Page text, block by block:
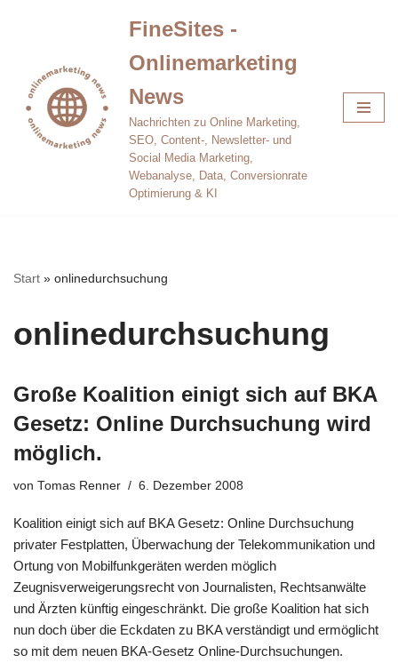
springen
FineSites -
Onlinemarketing
News
Nachrichten zu Online Marketing,
SEO, Content-, Newsletter- und
Social Media Marketing,
Webanalyse, Data, Conversionrate
Optimierung & KI
Start » onlinedurchsuchung
onlinedurchsuchung
Große Koalition einigt sich auf BKA
Gesetz: Online Durchsuchung wird
möglich.
von Tomas Renner 6. Dezember 2008
Koalition einigt sich auf BKA Gesetz: Online Durchsuchung
privater Festplatten, Überwachung der Telekommunikation und
Ortung von Mobilfunkgeräten werden möglich
Zeugnisverweigerungsrecht von Journalisten, Rechtsanwälte
und Ärzten künftig eingeschränkt. Die große Koalition hat sich
nun doch über die Eckdaten zu BKA verständigt und ermöglicht
so mit dem neuen BKA-Gesetz Online-Durchsuchungen.